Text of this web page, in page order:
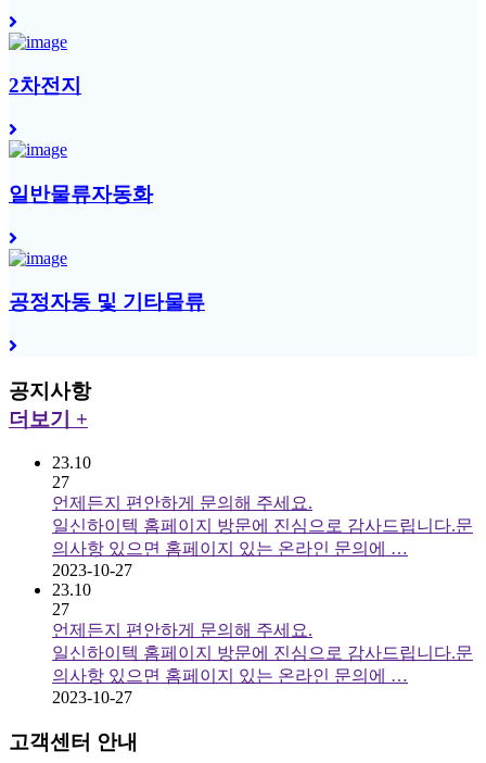
2차전지
일반물류자동화
공정자동 및 기타물류
공지사항
더보기 +
23.10
27
언제든지 편안하게 문의해 주세요.
일신하이텍 홈페이지 방문에 진심으로 감사드립니다.문
의사항 있으면 홈페이지 있는 온라인 문의에 …
2023-10-27
23.10
27
언제든지 편안하게 문의해 주세요.
일신하이텍 홈페이지 방문에 진심으로 감사드립니다.문
의사항 있으면 홈페이지 있는 온라인 문의에 …
2023-10-27
고객센터 안내